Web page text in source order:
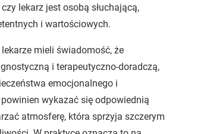
lekarz jest osobą słuchającą,
i wartościowych.
mieli świadomość, że
i terapeutyczno-doradczą,
emocjonalnego i
wykazać się odpowiednią
atmosferę, która sprzyja szczerym